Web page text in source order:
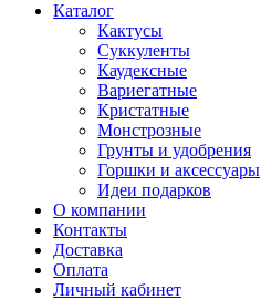
Каталог
Кактусы
Суккуленты
Каудексные
Вариегатные
Кристатные
Монстрозные
Грунты и удобрения
Горшки и аксессуары
Идеи подарков
О компании
Контакты
Доставка
Оплата
Личный кабинет